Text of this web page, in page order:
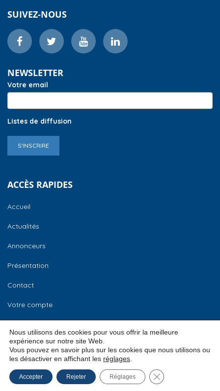
SUIVEZ-NOUS
NEWSLETTER
Votre email
Listes de diffusion
S'INSCRIRE
ACCÈS RAPIDES
Accueil
Actualités
Annonceurs
Présentation
Contact
Votre compte
Mentions légales
Conditions Générales d’Utilisation
© 2026CCI Normandie –
Bourse des locaux
Nous utilisons des cookies pour vous offrir la meilleure
expérience sur notre site Web.
Vous pouvez en savoir plus sur les cookies que nous utilisons ou
les désactiver en affichant les réglages
Accepter Rejeter Réglages Fermer la bannière